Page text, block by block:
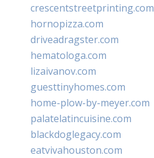
crescentstreetprinting.com
hornopizza.com
driveadragster.com
hematologa.com
lizaivanov.com
guesttinyhomes.com
home-plow-by-meyer.com
palatelatincuisine.com
blackdoglegacy.com
eatvivahouston.com